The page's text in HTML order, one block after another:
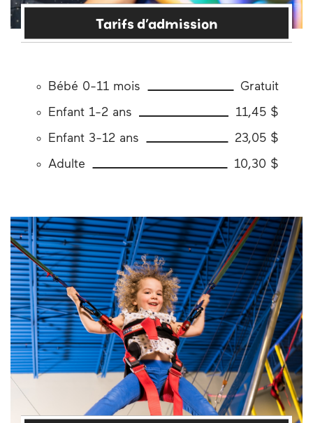
Tarifs d’admission
Bébé 0-11 mois Gratuit
Enfant 1-2 ans 11,45 $
Enfant 3-12 ans 23,05 $
Adulte 10,30 $